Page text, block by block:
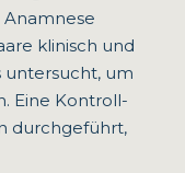
klinisch und
untersucht, um
Eine Kontroll-
durchgeführt,